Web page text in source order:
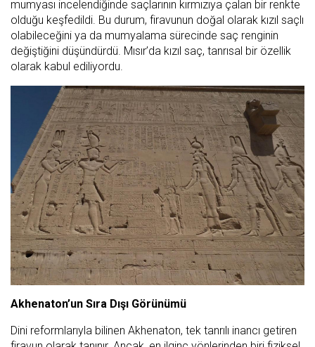
mumyası incelendiğinde saçlarının kırmızıya çalan bir renkte
olduğu keşfedildi. Bu durum, firavunun doğal olarak kızıl saçlı
olabileceğini ya da mumyalama sürecinde saç renginin
değiştiğini düşündürdü. Mısır’da kızıl saç, tanrısal bir özellik
olarak kabul ediliyordu.
Akhenaton’un Sıra Dışı Görünümü
Dini reformlarıyla bilinen Akhenaton, tek tanrılı inancı getiren